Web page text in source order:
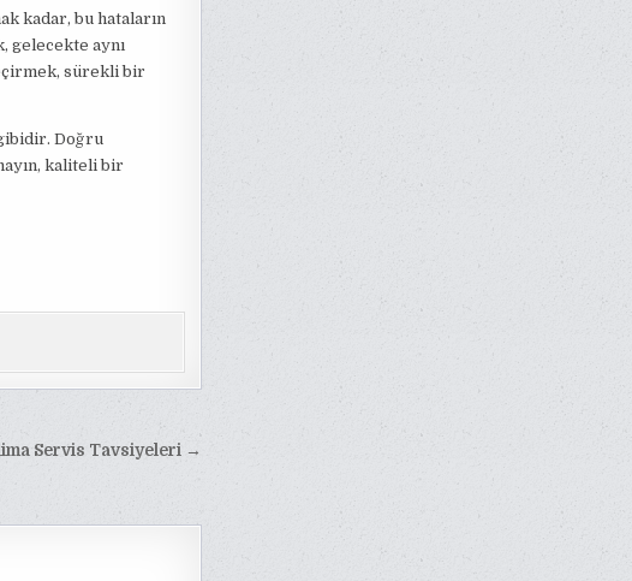
kadar, bu hataların
gelecekte aynı
sürekli bir
Doğru
kaliteli bir
Servis Tavsiyeleri →